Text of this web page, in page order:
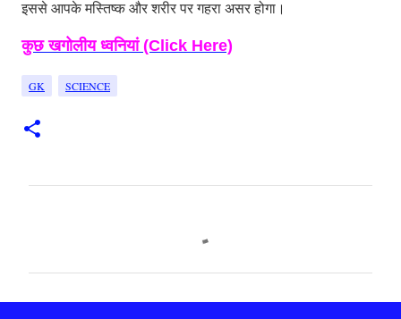
इससे आपके मस्तिष्क और शरीर पर गहरा असर होगा।
कुछ खगोलीय ध्वनियां (Click Here)
GK SCIENCE